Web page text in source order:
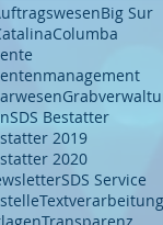
Big Sur
Columba
SDS Bestatter
2019
2020
SDS Service
Textverarbeitung